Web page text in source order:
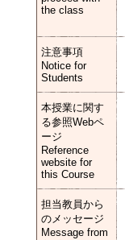
the class
注意事項
Notice for
Students
本授業に関す
る参照Webペ
ージ
Reference
website for
this Course
担当教員から
のメッセージ
Message from